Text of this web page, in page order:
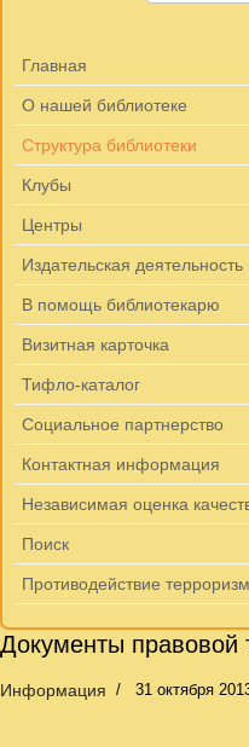
Главная
О нашей библиотеке
Структура библиотеки
Клубы
Центры
Издательская деятельность
В помощь библиотекарю
Визитная карточка
Тифло-каталог
Социальное партнерство
Контактная информация
Независимая оценка
Поиск
Противодействие
Документы правовой
Информация 31 октября